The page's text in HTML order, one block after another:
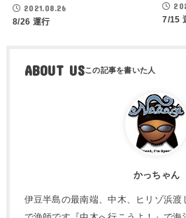
2021.08.26
8/26 運行 7/15
ABOUT US
かっちゃん
伊豆半島の最南端、中木、ヒリゾ浜